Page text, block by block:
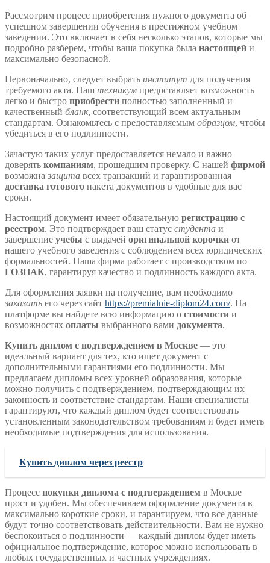
Рассмотрим процесс приобретения нужного документа об
успешном завершении обучения в престижном учебном
заведении. Это включает в себя несколько этапов, которые мы
подробно разберем, чтобы ваша покупка была настоящей и
максимально безопасной.
Первоначально, следует выбрать институт для получения
требуемого акта. Наш техникум предоставляет возможность
легко и быстро приобрести полностью заполненный и
качественный бланк, соответствующий всем актуальным
стандартам. Ознакомьтесь с предоставляемым образцом, чтобы
убедиться в его подлинности.
Зачастую таких услуг предоставляется немало и важно
доверять компаниям, прошедшим проверку. С нашей фирмой
возможна защита всех транзакций и гарантированная
доставка готового пакета документов в удобные для вас
сроки.
Настоящий документ имеет обязательную регистрацию с
реестром. Это подтверждает ваш статус студента и
завершение учебы с выдачей оригинальной корочки от
нашего учебного заведения с соблюдением всех юридических
формальностей. Наша фирма работает с производством по
ГОЗНАК, гарантируя качество и подлинность каждого акта.
Для оформления заявки на получение, вам необходимо
заказать его через сайт https://premialnie-diplom24.com/. На
платформе вы найдете всю информацию о стоимости и
возможностях оплаты выбранного вами документа.
Купить диплом с подтверждением в Москве — это
идеальный вариант для тех, кто ищет документ с
дополнительными гарантиями его подлинности. Мы
предлагаем дипломы всех уровней образования, которые
можно получить с подтверждением, подтверждающим их
законность и соответствие стандартам. Наши специалисты
гарантируют, что каждый диплом будет соответствовать
установленным законодательством требованиям и будет иметь
необходимые подтверждения для использования.
Купить диплом через реестр
Процесс покупки диплома с подтверждением в Москве
прост и удобен. Мы обеспечиваем оформление документа в
максимально короткие сроки, и гарантируем, что все данные
будут точно соответствовать действительности. Вам не нужно
беспокоиться о подлинности — каждый диплом будет иметь
официальное подтверждение, которое можно использовать в
любых государственных и частных учреждениях.